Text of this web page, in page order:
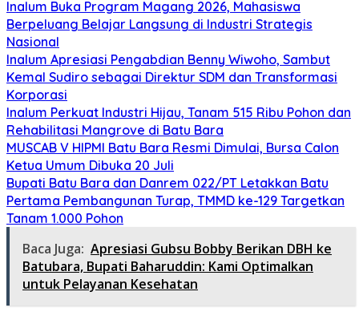
Inalum Buka Program Magang 2026, Mahasiswa
Berpeluang Belajar Langsung di Industri Strategis
Nasional
Inalum Apresiasi Pengabdian Benny Wiwoho, Sambut
Kemal Sudiro sebagai Direktur SDM dan Transformasi
Korporasi
Inalum Perkuat Industri Hijau, Tanam 515 Ribu Pohon dan
Rehabilitasi Mangrove di Batu Bara
MUSCAB V HIPMI Batu Bara Resmi Dimulai, Bursa Calon
Ketua Umum Dibuka 20 Juli
Bupati Batu Bara dan Danrem 022/PT Letakkan Batu
Pertama Pembangunan Turap, TMMD ke-129 Targetkan
Tanam 1.000 Pohon
Baca Juga: Apresiasi Gubsu Bobby Berikan DBH ke
Batubara, Bupati Baharuddin: Kami Optimalkan
untuk Pelayanan Kesehatan